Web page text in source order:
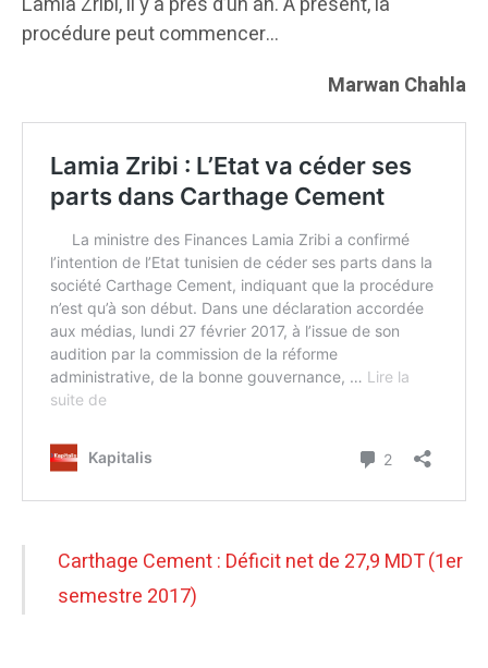
procédure peut commencer…
Marwan Chahla
Carthage Cement : Déficit net de 27,9 MDT (1er
semestre 2017)